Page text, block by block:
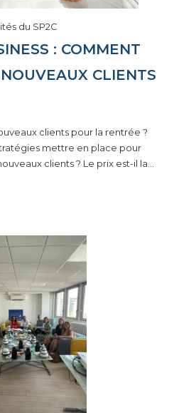
du SP2C
: COMMENT
CLIENTS
clients pour la rentrée ?
mettre en place pour
clients ? Le prix est-il la…